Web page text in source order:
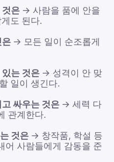
것은 → 사람을 품에 안을
도 된다.
은 → 모든 일이 순조롭게
는 것은 → 성격이 안 맞
일이 생긴다.
싸우는 것은 → 세력 다
관계한다.
것은 → 창작품, 학설 등
어 사람들에게 감동을 준